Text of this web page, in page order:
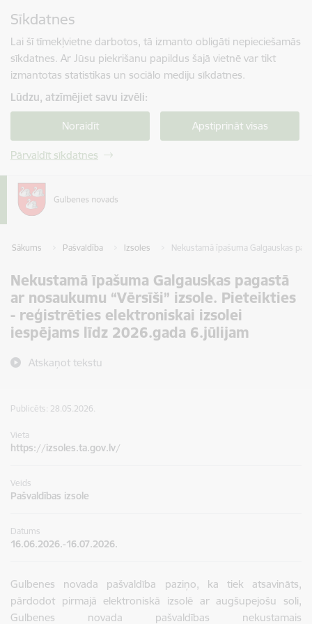
Sīkdatnes
Lai šī tīmekļvietne darbotos, tā izmanto obligāti nepieciešamās
sīkdatnes. Ar Jūsu piekrišanu papildus šajā vietnē var tikt
izmantotas statistikas un sociālo mediju sīkdatnes.
Lūdzu, atzīmējiet savu izvēli:
Noraidīt Apstiprināt visas
Pārvaldīt sīkdatnes
Sākums Pašvaldība Izsoles Nekustamā īpašuma Galgauskas
Nekustamā īpašuma Galgauskas pagastā
ar nosaukumu “Vērsīši” izsole. Pieteikties
- reģistrēties elektroniskai izsolei
iespējams līdz 2026.gada 6.jūlijam
Atskaņot tekstu
Publicēts: 28.05.2026.
Vieta
https://izsoles.ta.gov.lv/
Veids
Pašvaldības izsole
Datums
16.06.2026.-16.07.2026.
Gulbenes novada pašvaldība paziņo, ka tiek atsavināts,
pārdodot pirmajā elektroniskā izsolē ar augšupejošu soli,
Gulbenes novada pašvaldības nekustamais